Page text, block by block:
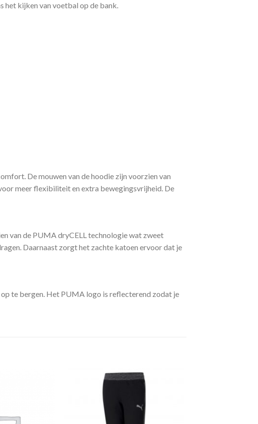
het kijken van voetbal op de bank.
De mouwen van de hoodie zijn voorzien van
meer flexibiliteit en extra bewegingsvrijheid. De
van de PUMA dryCELL technologie wat zweet
Daarnaast zorgt het zachte katoen ervoor dat je
te bergen. Het PUMA logo is reflecterend zodat je